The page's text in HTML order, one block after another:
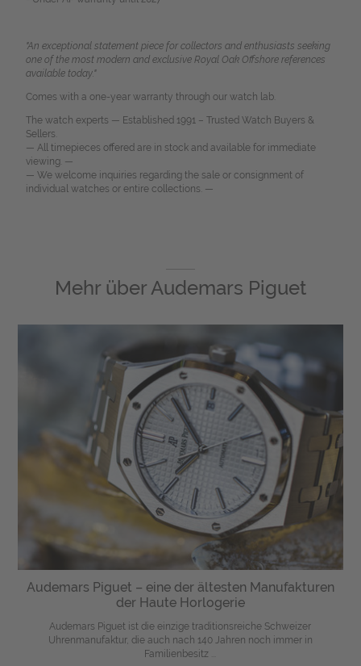
"An exceptional statement piece for collectors and enthusiasts seeking
one of the most modern and exclusive Royal Oak Offshore references
available today."
Comes with a one-year warranty through our watch lab.
The watch experts — Established 1991 – Trusted Watch Buyers &
Sellers.
— All timepieces offered are in stock and available for immediate
viewing. —
— We welcome inquiries regarding the sale or consignment of
individual watches or entire collections. —
Mehr überAudemars Piguet
Audemars Piguet – eine der ältesten Manufakturen
der Haute Horlogerie
Audemars Piguet ist die einzige traditionsreiche Schweizer
Uhrenmanufaktur, die auch nach 140 Jahren noch immer in
Familienbesitz ...